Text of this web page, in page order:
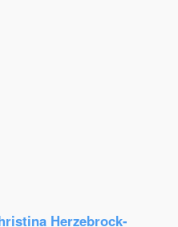
Herzebrock-